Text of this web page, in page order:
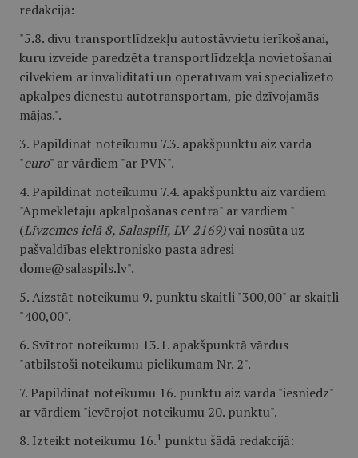
redakcijā:
"5.8. divu transportlīdzekļu autostāvvietu ierīkošanai,
kuru izveide paredzēta transportlīdzekļa novietošanai
cilvēkiem ar invaliditāti un operatīvam vai specializēto
apkalpes dienestu autotransportam, pie dzīvojamās
mājas.".
3. Papildināt noteikumu 7.3. apakšpunktu aiz vārda
"euro" ar vārdiem "ar PVN".
4. Papildināt noteikumu 7.4. apakšpunktu aiz vārdiem
"Apmeklētāju apkalpošanas centrā" ar vārdiem "
(Līvzemes ielā 8, Salaspilī, LV-2169)vai nosūta uz
pašvaldības elektronisko pasta adresi
dome@salaspils.lv".
5. Aizstāt noteikumu 9. punktu skaitli "300,00" ar skaitli
"400,00".
6. Svītrot noteikumu 13.1. apakšpunktā vārdus
"atbilstoši noteikumu pielikumam Nr. 2".
7. Papildināt noteikumu 16. punktu aiz vārda "iesniedz"
ar vārdiem "ievērojot noteikumu 20. punktu".
8. Izteikt noteikumu 16. 1 punktu šādā redakcijā: